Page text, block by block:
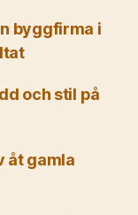
byggfirma i
och stil på
åt gamla